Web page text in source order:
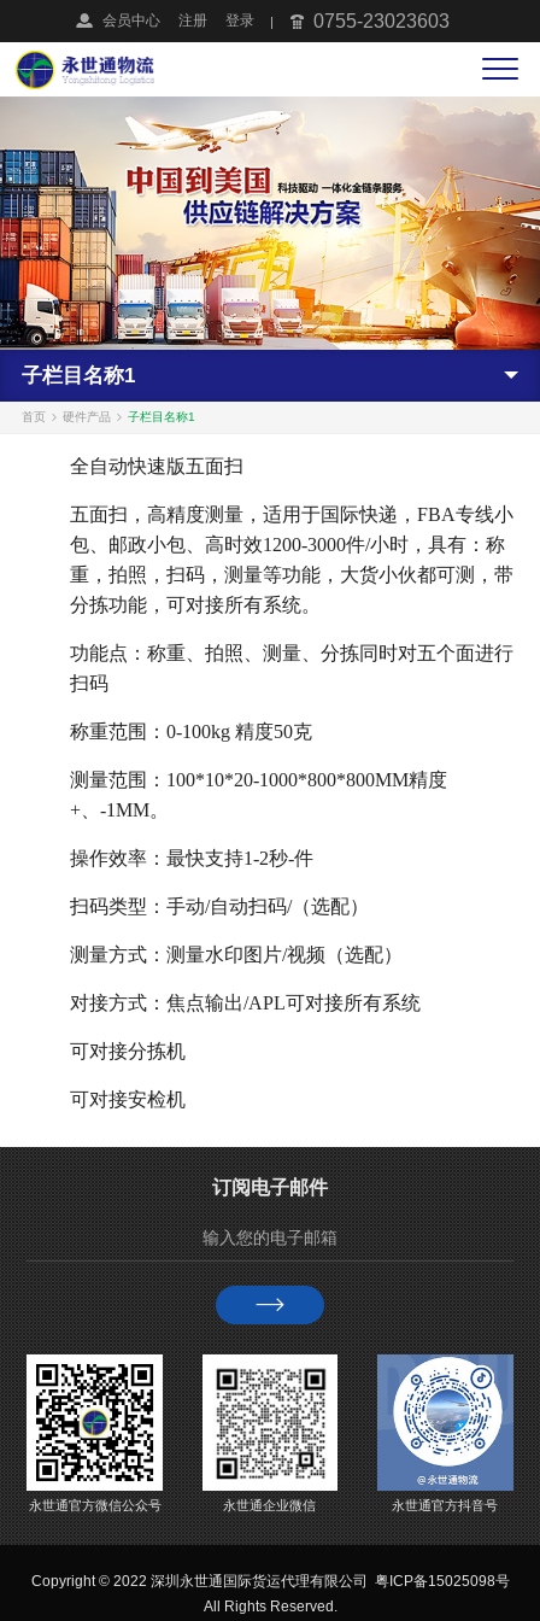
会员中心 注册 登录 0755-23023603
子栏目名称1
首页 硬件产品 子栏目名称1
全自动快速版五面扫
五面扫，高精度测量，适用于国际快递，FBA专线小
包、邮政小包、高时效1200-3000件/小时，具有：称
重，拍照，扫码，测量等功能，大货小伙都可测，带
分拣功能，可对接所有系统。
功能点：称重、拍照、测量、分拣同时对五个面进行
扫码
称重范围：0-100kg 精度50克
测量范围：100*10*20-1000*800*800MM精度
+、-1MM。
操作效率：最快支持1-2秒-件
扫码类型：手动/自动扫码/（选配）
测量方式：测量水印图片/视频（选配）
对接方式：焦点输出/APL可对接所有系统
可对接分拣机
可对接安检机
订阅电子邮件
永世通官方微信公众号 永世通企业微信 永世通官方抖音号
Copyright © 2022 深圳永世通国际货运代理有限公司 粤ICP备15025098号
All Rights Reserved.